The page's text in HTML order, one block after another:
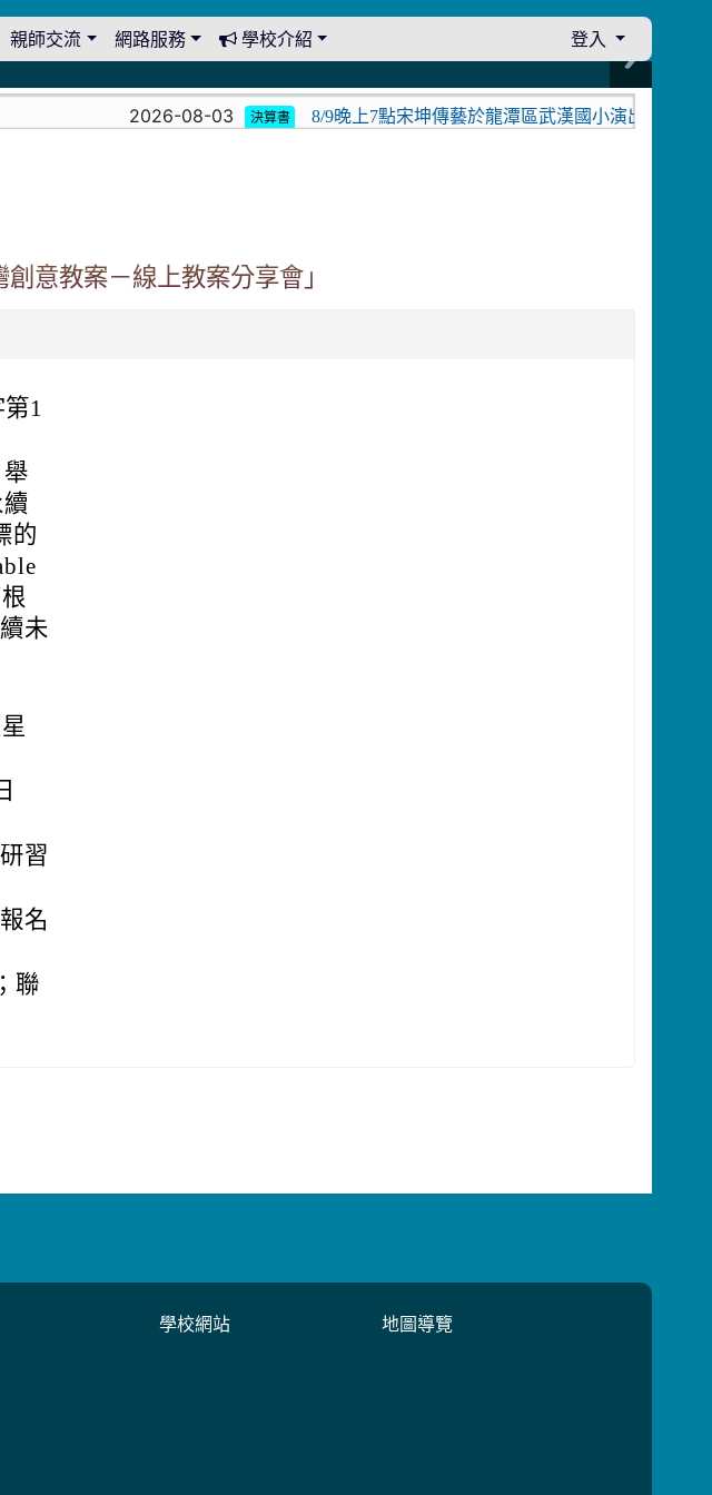
親師交流 網路服務 學校介紹
登入
2026-08-03 決算書 8/9晚上7點宋坤傳藝於龍潭區武漢國小演出。中壢光
意教案－線上教案分享會」
1
的
未
習
名
聯
學校網站 地圖導覽